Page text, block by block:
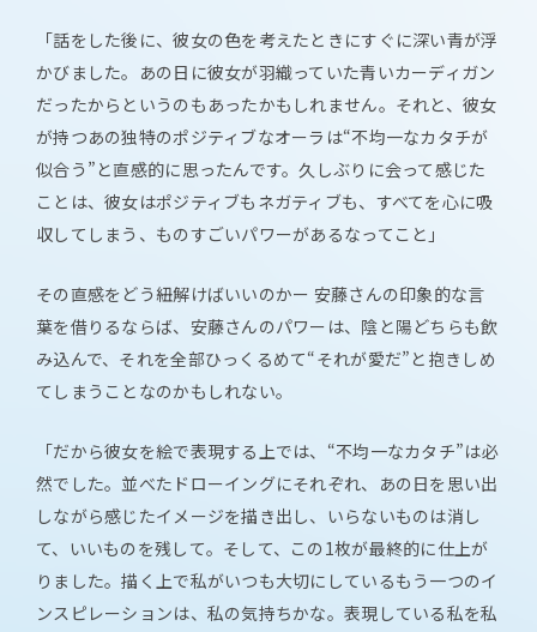
「話をした後に、彼女の色を考えたときにすぐに深い青が浮
かびました。あの日に彼女が羽織っていた青いカーディガン
だったからというのもあったかもしれません。それと、彼女
が持つあの独特のポジティブなオーラは“不均一なカタチが
似合う”と直感的に思ったんです。久しぶりに会って感じた
ことは、彼女はポジティブもネガティブも、すべてを心に吸
収してしまう、ものすごいパワーがあるなってこと」
その直感をどう紐解けばいいのかー 安藤さんの印象的な言
葉を借りるならば、安藤さんのパワーは、陰と陽どちらも飲
み込んで、それを全部ひっくるめて“それが愛だ”と抱きしめ
てしまうことなのかもしれない。
「だから彼女を絵で表現する上では、“不均一なカタチ”は必
然でした。並べたドローイングにそれぞれ、あの日を思い出
しながら感じたイメージを描き出し、いらないものは消し
て、いいものを残して。そして、この1枚が最終的に仕上が
りました。描く上で私がいつも大切にしているもう一つのイ
ンスピレーションは、私の気持ちかな。表現している私を私